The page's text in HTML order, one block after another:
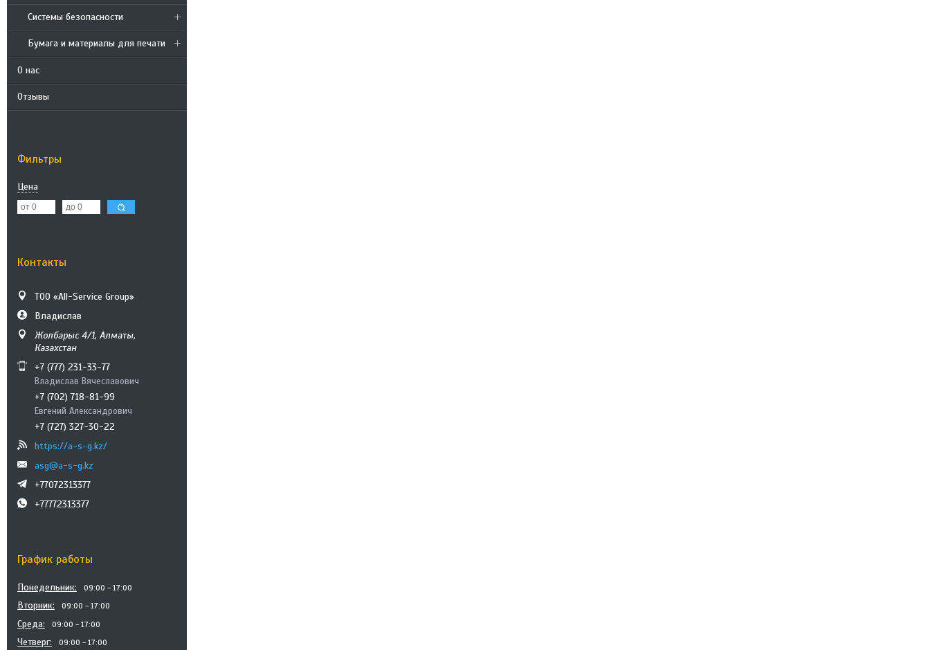
Системы безопасности
Бумага и материалы для печати
О нас
Отзывы
Фильтры
Цена
Контакты
ТОО «All-Service Group»
Владислав
Жолбарыс 4/1, Алматы,
Казахстан
+7 (777) 231-33-77
Владислав Вячеславович
+7 (702) 718-81-99
Евгений Александрович
+7 (727) 327-30-22
https://a-s-g.kz/
asg@a-s-g.kz
+77072313377
+77772313377
График работы
Понедельник 09:00 17:00
Вторник 09:00 17:00
Среда 09:00 17:00
Четверг 09:00 17:00